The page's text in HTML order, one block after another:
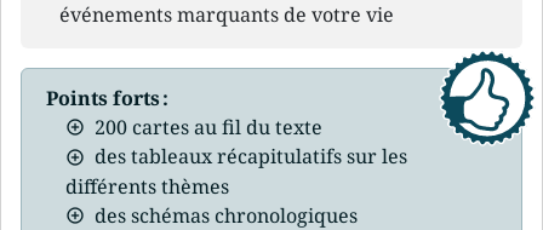
événements marquants de votre vie
Points forts :
200 cartes au fil du texte
des tableaux récapitulatifs sur les
différents thèmes
des schémas chronologiques